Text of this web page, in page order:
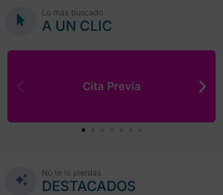
Lo más buscado
A UN CLIC
Cita Previa
No te lo pierdas
DESTACADOS